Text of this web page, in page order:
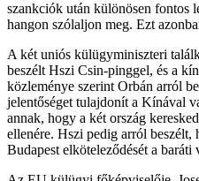
szankciók után különösen fontos
hangon szólaljon meg. Ezt
A két uniós külügyminiszteri
beszélt Hszi Csin-pinggel, és a
közleménye szerint Orbán arról
jelentőséget tulajdonít a Kínával
annak, hogy a két ország
ellenére. Hszi pedig arról beszélt,
Budapest elköteleződését a baráti